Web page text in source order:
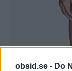
obsid.se - Do